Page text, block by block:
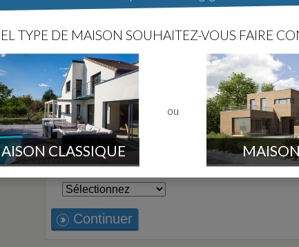
Ne courrez plus après les maitres
Un service gratuit, sans engagement et
Surface habitable souhaitée :
Avez-vous trouvé un terrain ?
Oui, j'ai un terrain
Non, je cherche un terrain
Département de votre projet
Continuer
TYPE DE MAISON SOUHAITEZ-VOUS FAIRE
CLASSIQUE
ou